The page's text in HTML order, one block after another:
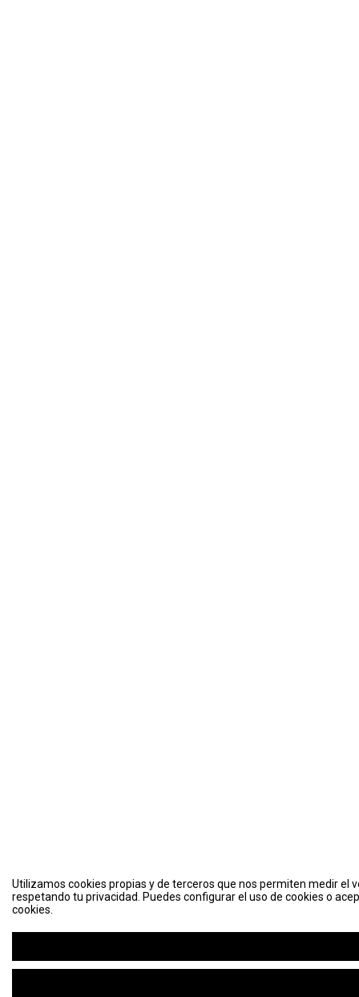
Utilizamos cookies propias y de terceros que nos permiten medir el
respetando tu privacidad. Puedes configurar el uso de cookies o
cookies.